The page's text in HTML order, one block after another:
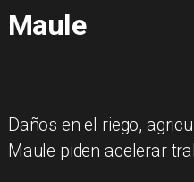
Maule
Daños en el riego,
Maule piden acelerar